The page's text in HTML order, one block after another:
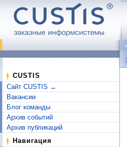
CUSTIS
Сайт CUSTIS →
Вакансии
Блог команды
Архив событий
Архив публикаций
Навигация